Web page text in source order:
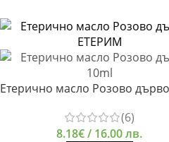
Етерично масло Розово
(6)
8.18€/ 16.00 лв.